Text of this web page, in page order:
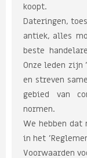
koopt.
Dateringen,
antiek, alles
beste
Onze leden
en streven
gebied van
normen.
We hebben dat
in het
Voorwaarden